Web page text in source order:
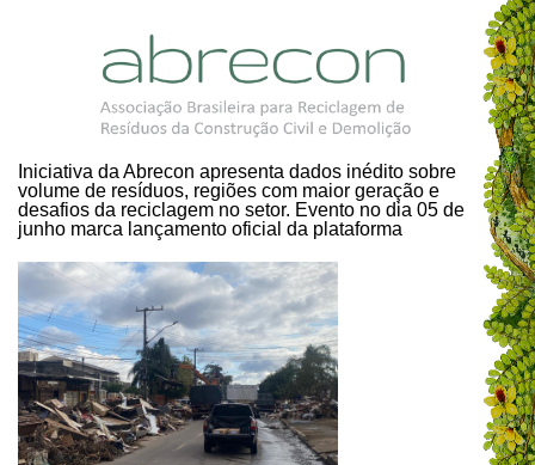
Iniciativa da Abrecon apresenta dados inédito sobre
volume de resíduos, regiões com maior geração e
desafios da reciclagem no setor. Evento no dia 05 de
junho marca lançamento oficial da plataforma